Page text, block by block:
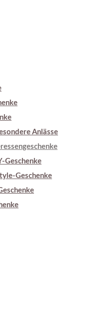
Anlässe
Geschenke
Geschenke